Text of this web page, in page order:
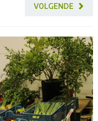
VOLGENDE